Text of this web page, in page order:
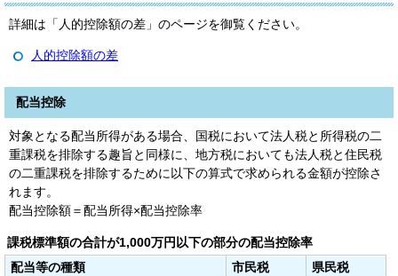
詳細は「人的控除額の差」のページを御覧ください。
人的控除額の差
配当控除
対象となる配当所得がある場合、国税において法人税と所得税の二
重課税を排除する趣旨と同様に、地方税においても法人税と住民税
の二重課税を排除するために以下の算式で求められる金額が控除さ
れます。
配当控除額＝配当所得×配当控除率
課税標準額の合計が1,000万円以下の部分の配当控除率
配当等の種類
市民税
県民税